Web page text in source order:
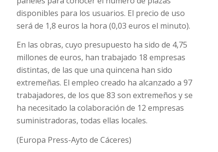
disponibles para los usuarios. El precio de uso
será de 1,8 euros la hora (0,03 euros el minuto).
En las obras, cuyo presupuesto ha sido de 4,75
millones de euros, han trabajado 18 empresas
distintas, de las que una quincena han sido
extremeñas. El empleo creado ha alcanzado a 97
trabajadores, de los que 83 son extremeños y se
ha necesitado la colaboración de 12 empresas
suministradoras, todas ellas locales.
(Europa Press-Ayto de Cáceres)